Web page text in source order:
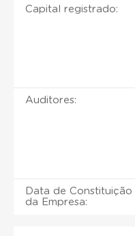
Capital registrado:
Auditores:
Data de Constituição
da Empresa: